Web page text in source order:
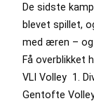
De sidste
blevet spillet,
med æren – og
Få overblikket
VLI Volley 1.
Gentofte